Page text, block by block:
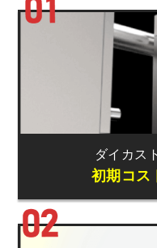
ダイカス
初期コス